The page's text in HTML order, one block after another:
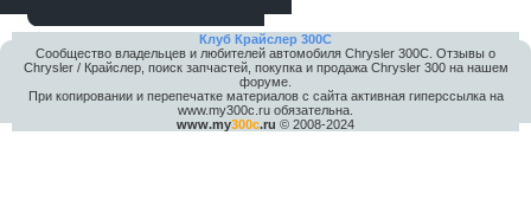
Клуб Крайслер 300C
Сообщество владельцев и любителей автомобиля Chrysler 300С. Отзывы о
Chrysler / Крайслер, поиск запчастей, покупка и продажа Chrysler 300 на нашем
форуме.
При копировании и перепечатке материалов с сайта активная гиперссылка на
www.my300c.ru обязательна.
www.my300c.ru © 2008-2024